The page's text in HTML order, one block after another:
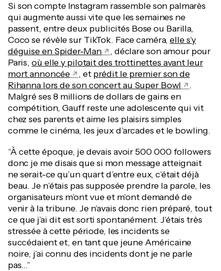
Si son compte Instagram rassemble son palmarès
qui augmente aussi vite que les semaines ne
passent, entre deux publicités Bose ou Barilla,
Coco se révèle sur TikTok. Face caméra,elle s’y
déguise en Spider-Man
, déclare son amour pour
Paris,où elle y pilotait des trottinettes avant leur
mort annoncée
, et prédit le premier son de
Rihanna lors de son concert au Super Bowl
.
Malgré ses 8 millions de dollars de gains en
compétition, Gauff reste une adolescente qui vit
chez ses parents et aime les plaisirs simples
comme le cinéma, les jeux d’arcades et le bowling.
“À cette époque, je devais avoir 500 000 followers
donc je me disais que si mon message atteignait
ne serait-ce qu’un quart d’entre eux, c’était déjà
beau. Je n’étais pas supposée prendre la parole, les
organisateurs m’ont vue et m’ont demandé de
venir à la tribune. Je n’avais donc rien préparé, tout
ce que j’ai dit est sorti spontanément. J’étais très
stressée à cette période, les incidents se
succédaient et, en tant que jeune Américaine
noire, j’ai connu des incidents dont je ne parle
pas...”